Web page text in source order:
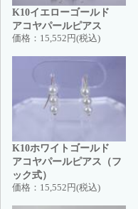
K10イエローゴールド
アコヤパールピアス
価格： 15,552円(税込)
K10ホワイトゴールド
アコヤパールピアス（フ
ック式）
価格： 15,552円(税込)